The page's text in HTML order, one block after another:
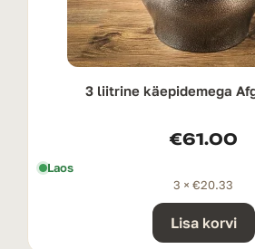
3 liitrine käepidemega
€61.00
Laos
3 × €20.33
Lisa korvi